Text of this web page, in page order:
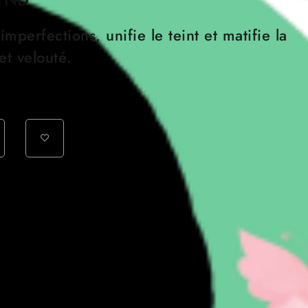
prix
actuel
est :
62.000 TND.
unifie le teint et matifie la
velouté.